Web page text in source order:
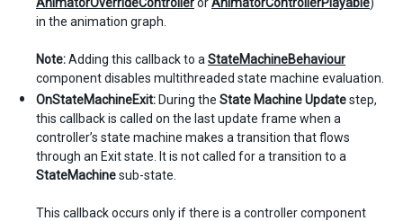
in the animation graph.
Note:Adding this callback to a StateMachineBehaviour
component disables multithreaded state machine evaluation.
OnStateMachineExit: During the State Machine Updatestep,
this callback is called on the last update frame when a
controller’s state machine makes a transition that flows
through an Exit state. It is not called for a transition to a
StateMachinesub-state.
This callback occurs only if there is a controller component